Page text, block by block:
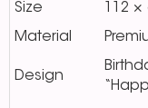
Size
112 ×
Material
Design